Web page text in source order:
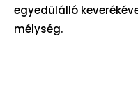
egyedülálló
mélység.